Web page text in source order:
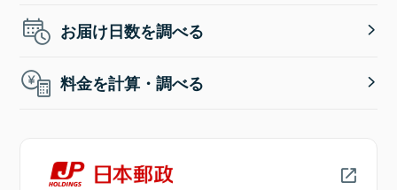
お届け日数を調べる
料金を計算・調べる